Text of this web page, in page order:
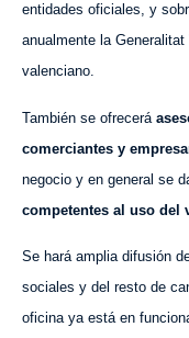
entidades oficiales, y
anualmente la
valenciano.
También se ofrecerá
comerciantes y
negocio y en general se
competentes al uso del
Se hará amplia difusión
sociales y del resto de
oficina ya está en